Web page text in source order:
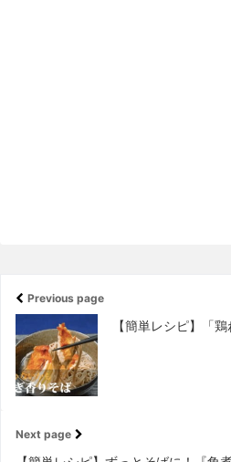
Previous page
【簡単レシピ】「
Next page